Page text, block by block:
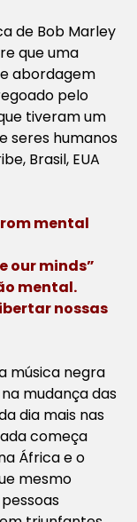
de Bob Marley
que uma
abordagem
pelo
tiveram um
seres humanos
Brasil, EUA
mental
our minds”
mental.
nossas
música negra
mudança das
dia mais nas
começa
África e o
mesmo